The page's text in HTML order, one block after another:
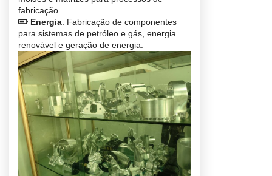
fabricação.
Energia: Fabricação de componentes
para sistemas de petróleo e gás, energia
renovável e geração de energia.